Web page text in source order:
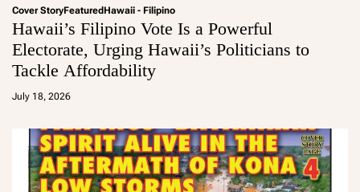
Cover StoryFeatured Hawaii - Filipino
Hawaii’s Filipino Vote Is a Powerful
Electorate, Urging Hawaii’s Politicians to
Tackle Affordability
July 18, 2026
a
m